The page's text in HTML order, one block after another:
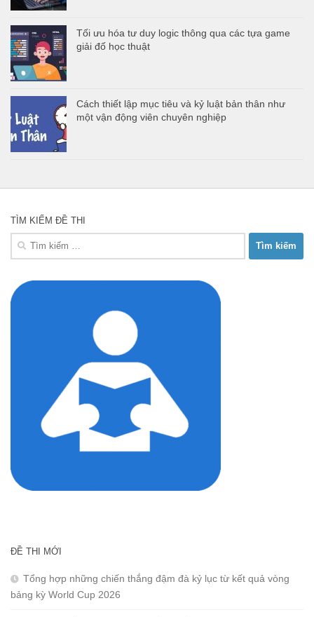
Tối ưu hóa tư duy logic thông qua các tựa game
giải đố học thuật
Cách thiết lập mục tiêu và kỷ luật bản thân như
một vận động viên chuyên nghiệp
TÌM KIẾM ĐỀ THI
Tìm
ĐỀ THI MỚI
Tổng hợp những chiến thắng đậm đà kỷ lục từ kết quả vòng
bảng kỳ World Cup 2026